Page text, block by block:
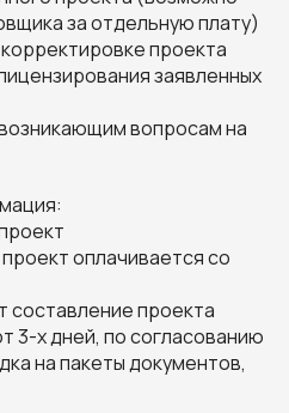
за отдельную плату)
проекта
заявленных
вопросам на
оплачивается со
составление проекта
3-х дней, по согласованию
на пакеты документов,